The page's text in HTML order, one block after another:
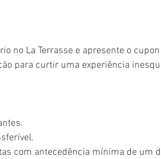
no La Terrasse e apresente o
para curtir uma experiência
com antecedência mínima de um